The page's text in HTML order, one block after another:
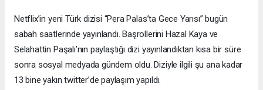
Netflix’in yeni Türk dizisi “Pera Palas’ta Gece Yarısı” bugün
sabah saatlerinde yayınlandı. Başrollerini Hazal Kaya ve
Selahattin Paşalı’nın paylaştığı dizi yayınlandıktan kısa bir süre
sonra sosyal medyada gündem oldu. Diziyle ilgili şu ana kadar
13 bine yakın twitter’de paylaşım yapıldı.